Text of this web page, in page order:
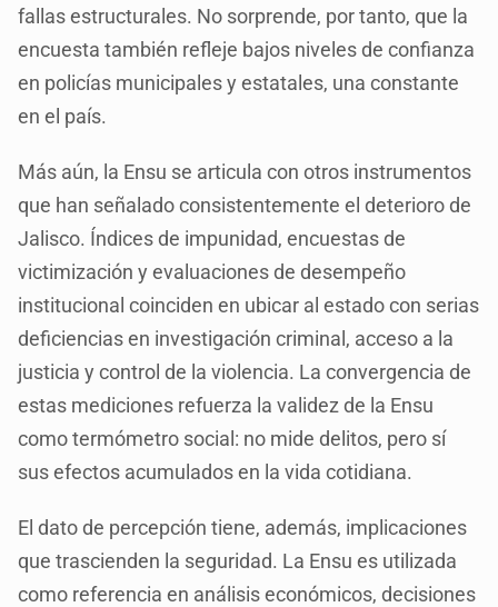
fallas estructurales. No sorprende, por tanto, que la
encuesta también refleje bajos niveles de confianza
en policías municipales y estatales, una constante
en el país.
Más aún, la Ensu se articula con otros instrumentos
que han señalado consistentemente el deterioro de
Jalisco. Índices de impunidad, encuestas de
victimización y evaluaciones de desempeño
institucional coinciden en ubicar al estado con serias
deficiencias en investigación criminal, acceso a la
justicia y control de la violencia. La convergencia de
estas mediciones refuerza la validez de la Ensu
como termómetro social: no mide delitos, pero sí
sus efectos acumulados en la vida cotidiana.
El dato de percepción tiene, además, implicaciones
que trascienden la seguridad. La Ensu es utilizada
como referencia en análisis económicos, decisiones